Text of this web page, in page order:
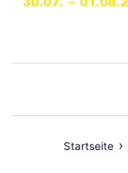
Startseite ›